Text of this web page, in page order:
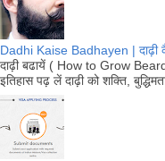
Dadhi Kaise Badhayen |
दाढ़ी बढायें ( How to Grow Beard
इतिहास पढ़ लें दाढ़ी को शक्ति,